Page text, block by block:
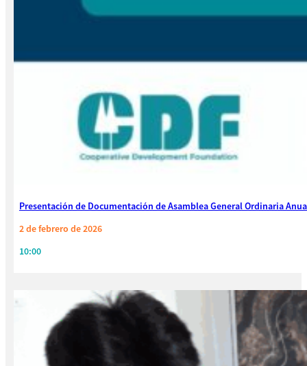
Presentación de Documentación de Asamblea General Ordinaria
2 de febrero de 2026
10:00